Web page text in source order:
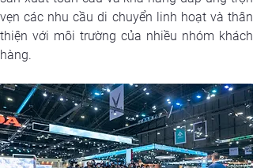
vẹn các nhu cầu di chuyển linh hoạt và thân
thiện với môi trường của nhiều nhóm khách
hàng.